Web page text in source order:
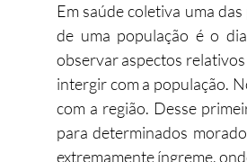
Em saúde coletiva uma
de uma população é o
observar aspectos
intergir com a população.
com a região. Desse
para determinados
extremamente íngreme,